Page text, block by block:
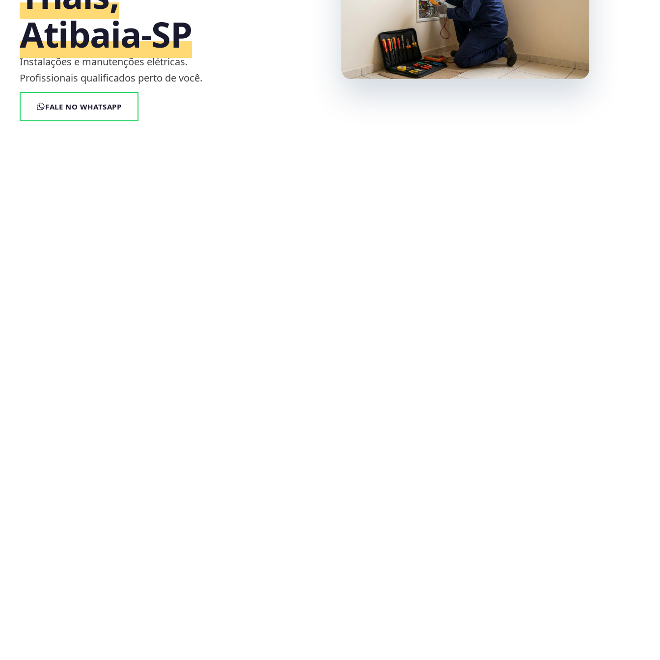
Atibaia‑SP
Instalações e manutenções elétricas.
Profissionais qualificados perto de você.
FALE NO WHATSAPP